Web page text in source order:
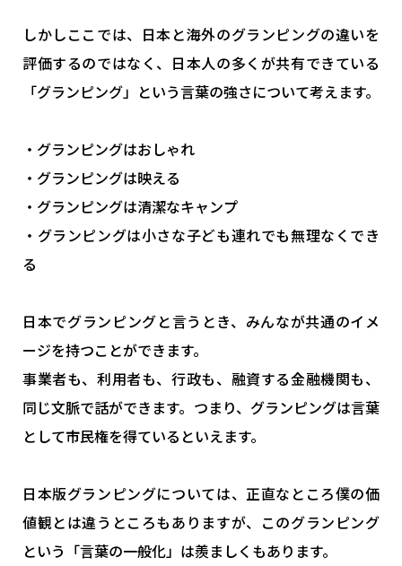
しかしここでは、日本と海外のグランピングの違いを
評価するのではなく、日本人の多くが共有できている
「グランピング」という言葉の強さについて考えます。
・グランピングはおしゃれ
・グランピングは映える
・グランピングは清潔なキャンプ
・グランピングは小さな子ども連れでも無理なくでき
る
日本でグランピングと言うとき、みんなが共通のイメ
ージを持つことができます。
事業者も、利用者も、行政も、融資する金融機関も、
同じ文脈で話ができます。つまり、グランピングは言葉
として市民権を得ているといえます。
日本版グランピングについては、正直なところ僕の価
値観とは違うところもありますが、このグランピング
という「言葉の一般化」は羨ましくもあります。